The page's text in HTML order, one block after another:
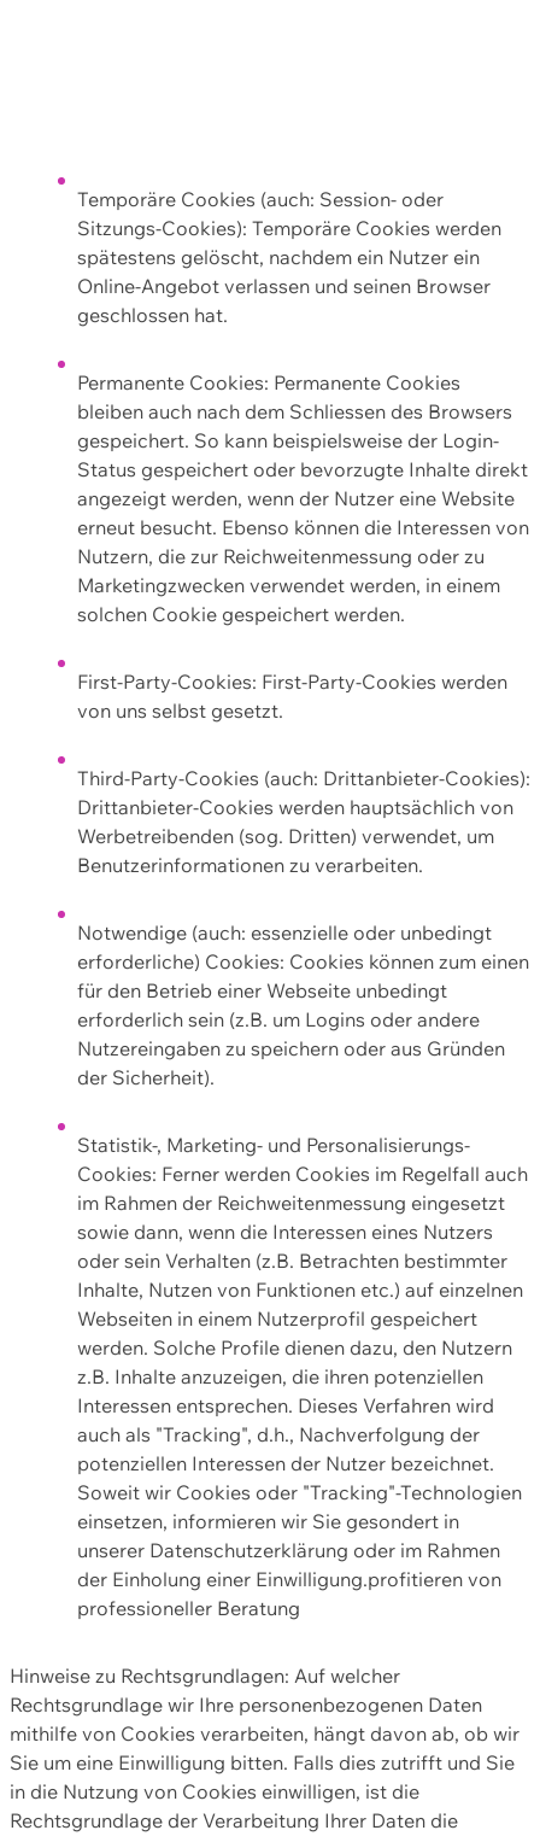
Temporäre Cookies (auch: Session- oder
Sitzungs-Cookies): Temporäre Cookies werden
spätestens gelöscht, nachdem ein Nutzer ein
Online-Angebot verlassen und seinen Browser
geschlossen hat.
Permanente Cookies: Permanente Cookies
bleiben auch nach dem Schliessen des Browsers
gespeichert. So kann beispielsweise der Login-
Status gespeichert oder bevorzugte Inhalte direkt
angezeigt werden, wenn der Nutzer eine Website
erneut besucht. Ebenso können die Interessen von
Nutzern, die zur Reichweitenmessung oder zu
Marketingzwecken verwendet werden, in einem
solchen Cookie gespeichert werden.
First-Party-Cookies: First-Party-Cookies werden
von uns selbst gesetzt.
Third-Party-Cookies (auch: Drittanbieter-Cookies):
Drittanbieter-Cookies werden hauptsächlich von
Werbetreibenden (sog. Dritten) verwendet, um
Benutzerinformationen zu verarbeiten.
Notwendige (auch: essenzielle oder unbedingt
erforderliche) Cookies: Cookies können zum einen
für den Betrieb einer Webseite unbedingt
erforderlich sein (z.B. um Logins oder andere
Nutzereingaben zu speichern oder aus Gründen
der Sicherheit).
Statistik-, Marketing- und Personalisierungs-
Cookies: Ferner werden Cookies im Regelfall auch
im Rahmen der Reichweitenmessung eingesetzt
sowie dann, wenn die Interessen eines Nutzers
oder sein Verhalten (z.B. Betrachten bestimmter
Inhalte, Nutzen von Funktionen etc.) auf einzelnen
Webseiten in einem Nutzerprofil gespeichert
werden. Solche Profile dienen dazu, den Nutzern
z.B. Inhalte anzuzeigen, die ihren potenziellen
Interessen entsprechen. Dieses Verfahren wird
auch als "Tracking", d.h., Nachverfolgung der
potenziellen Interessen der Nutzer bezeichnet.
Soweit wir Cookies oder "Tracking"-Technologien
einsetzen, informieren wir Sie gesondert in
unserer Datenschutzerklärung oder im Rahmen
der Einholung einer Einwilligung.profitieren von
professioneller Beratung
Hinweise zu Rechtsgrundlagen: Auf welcher
Rechtsgrundlage wir Ihre personenbezogenen Daten
mithilfe von Cookies verarbeiten, hängt davon ab, ob wir
Sie um eine Einwilligung bitten. Falls dies zutrifft und Sie
in die Nutzung von Cookies einwilligen, ist die
Rechtsgrundlage der Verarbeitung Ihrer Daten die